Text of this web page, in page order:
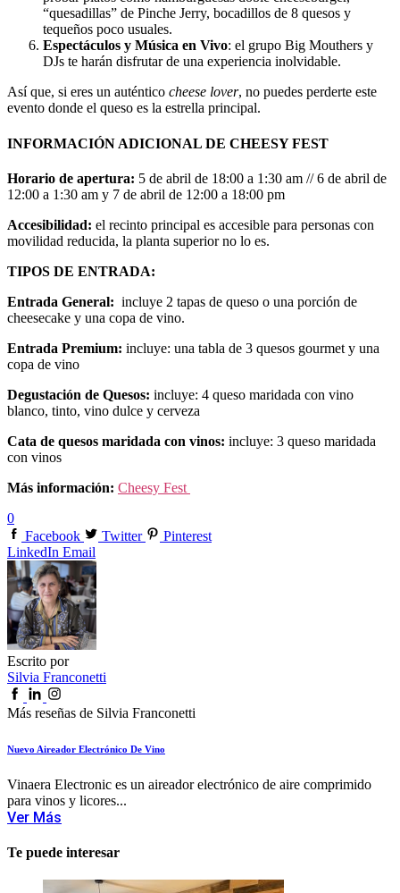
“quesadillas” de Pinche Jerry, bocadillos de 8 quesos y
tequeños poco usuales.
Espectáculos y Música en Vivo: el grupo Big Mouthers y
DJs te harán disfrutar de una experiencia inolvidable.
Así que, si eres un auténtico cheese lover, no puedes perderte este
evento donde el queso es la estrella principal.
INFORMACIÓN ADICIONAL DE CHEESY FEST
Horario de apertura: 5 de abril de 18:00 a 1:30 am // 6 de abril de
12:00 a 1:30 am y 7 de abril de 12:00 a 18:00 pm
Accesibilidad: el recinto principal es accesible para personas con
movilidad reducida, la planta superior no lo es.
TIPOS DE ENTRADA:
Entrada General: incluye 2 tapas de queso o una porción de
cheesecake y una copa de vino.
Entrada Premium: incluye: una tabla de 3 quesos gourmet y una
copa de vino
Degustación de Quesos: incluye: 4 queso maridada con vino
blanco, tinto, vino dulce y cerveza
Cata de quesos maridada con vinos: incluye: 3 queso maridada
con vinos
Más información: Cheesy Fest
0
Facebook
Twitter
Pinterest
LinkedIn Email
Escrito por
Silvia Franconetti
Más reseñas de Silvia Franconetti
Nuevo Aireador Electrónico De Vino
Vinaera Electronic es un aireador electrónico de aire comprimido
para vinos y licores...
Ver Más
Te puede interesar